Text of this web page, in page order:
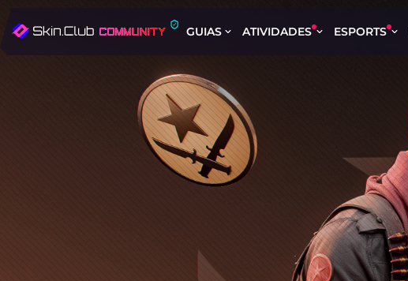
GUIAS ATIVIDADES ESPORTS